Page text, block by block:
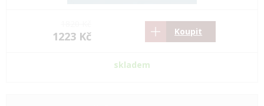
1223 Kč Koupit
skladem